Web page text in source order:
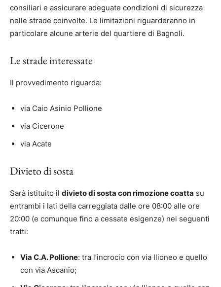
consiliari e assicurare adeguate condizioni di sicurezza
nelle strade coinvolte. Le limitazioni riguarderanno in
particolare alcune arterie del quartiere di Bagnoli.
Le strade interessate
Il provvedimento riguarda:
via Caio Asinio Pollione
via Cicerone
via Acate
Divieto di sosta
Sarà istituito il divieto di sosta con rimozione coatta su
entrambi i lati della carreggiata dalle ore 08:00 alle ore
20:00 (e comunque fino a cessate esigenze) nei seguenti
tratti:
Via C.A. Pollione: tra l’incrocio con via Ilioneo e quello
con via Ascanio;